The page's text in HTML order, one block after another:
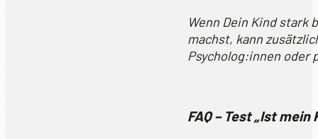
Wenn Dein Kind stark
machst, kann
Psycholog:innen oder
FAQ – Test „Ist